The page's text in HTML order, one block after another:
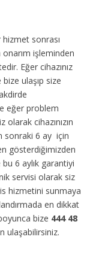
sonrası
onarım işleminden
Eğer cihazınız
ulaşıp size
eğer problem
olarak cihazınızın
sonraki 6 ay için
gösterdiğimizden
6 aylık garantiyi
servisi olarak siz
hizmetini sunmaya
en dikkat
bize 444 48
ulaşabilirsiniz.